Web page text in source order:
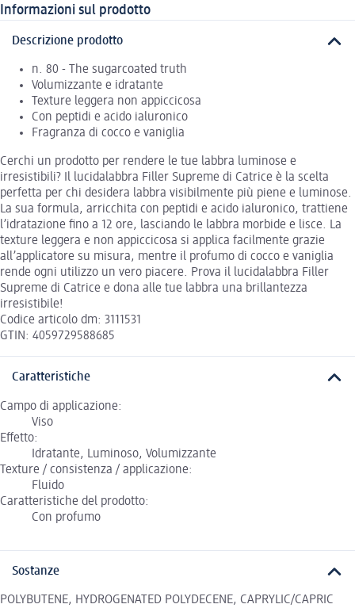
Informazioni sul prodotto
Descrizione prodotto
n. 80 - The sugarcoated truth
Volumizzante e idratante
Texture leggera non appiccicosa
Con peptidi e acido ialuronico
Fragranza di cocco e vaniglia
Cerchi un prodotto per rendere le tue labbra luminose e
irresistibili? Il lucidalabbra Filler Supreme di Catrice è la scelta
perfetta per chi desidera labbra visibilmente più piene e luminose.
La sua formula, arricchita con peptidi e acido ialuronico, trattiene
l’idratazione fino a 12 ore, lasciando le labbra morbide e lisce. La
texture leggera e non appiccicosa si applica facilmente grazie
all’applicatore su misura, mentre il profumo di cocco e vaniglia
rende ogni utilizzo un vero piacere. Prova il lucidalabbra Filler
Supreme di Catrice e dona alle tue labbra una brillantezza
irresistibile!
Codice articolo dm: 3111531
GTIN: 4059729588685
Caratteristiche
Campo di applicazione:
Viso
Effetto:
Idratante, Luminoso, Volumizzante
Texture / consistenza / applicazione:
Fluido
Caratteristiche del prodotto:
Con profumo
Sostanze
POLYBUTENE, HYDROGENATED POLYDECENE, CAPRYLIC/CAPRIC